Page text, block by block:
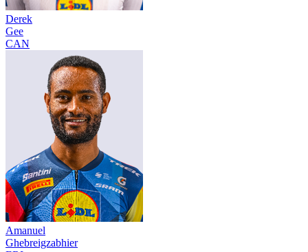
Derek
Gee
CAN
Amanuel
Ghebreigzabhier